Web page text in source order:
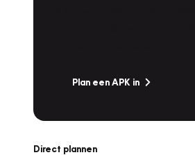
Plan een APK in
Direct plannen